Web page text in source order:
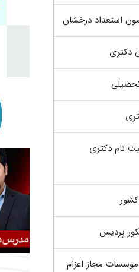
استعداد درخشان
دکتری
نام دکتری
پردیس
مجاز اعزام